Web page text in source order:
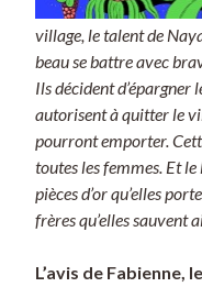
village, le talent de
beau se battre avec
Ils décident d’épargner
autorisent à quitter le
pourront emporter.
toutes les femmes. Et
pièces d’or qu’elles
frères qu’elles sauvent
L’avis de Fabienne,